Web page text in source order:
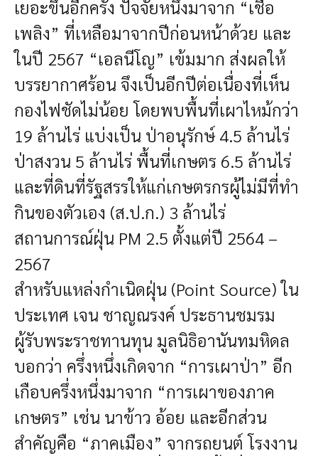
เยอะขึ้นอีกครั้ง ปัจจัยหนึ่งมาจาก “เชื้อ
เพลิง” ที่เหลือมาจากปีก่อนหน้าด้วย และ
ในปี 2567 “เอลนีโญ” เข้มมาก ส่งผลให้
บรรยากาศร้อน จึงเป็นอีกปีต่อเนื่องที่เห็น
กองไฟชัดไม่น้อย โดยพบพื้นที่เผาไหม้กว่า
19 ล้านไร่ แบ่งเป็น ป่าอนุรักษ์ 4.5 ล้านไร่
ป่าสงวน 5 ล้านไร่ พื้นที่เกษตร 6.5 ล้านไร่
และที่ดินที่รัฐสรรให้แก่เกษตรกรผู้ไม่มีที่ทำ
กินของตัวเอง (ส.ป.ก.) 3 ล้านไร่
สถานการณ์ฝุ่น PM 2.5 ตั้งแต่ปี 2564 –
2567
สำหรับแหล่งกำเนิดฝุ่น (Point Source) ใน
ประเทศ เจน ชาญณรงค์ ประธานชมรม
ผู้รับพระราชทานทุน มูลนิธิอานันทมหิดล
บอกว่า ครึ่งหนึ่งเกิดจาก “การเผาป่า” อีก
เกือบครึ่งหนึ่งมาจาก “การเผาของภาค
เกษตร” เช่น นาข้าว อ้อย และอีกส่วน
สำคัญคือ “ภาคเมือง” จากรถยนต์ โรงงาน